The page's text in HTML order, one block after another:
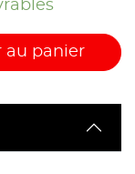
au panier